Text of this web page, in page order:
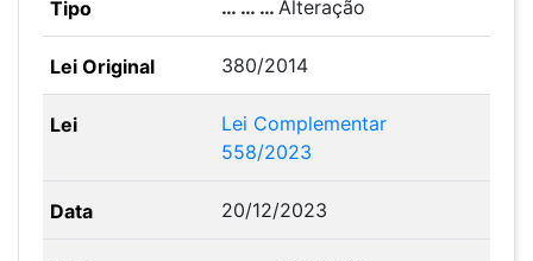
… … …Alteração
380/2014
Lei Complementar
558/2023
20/12/2023